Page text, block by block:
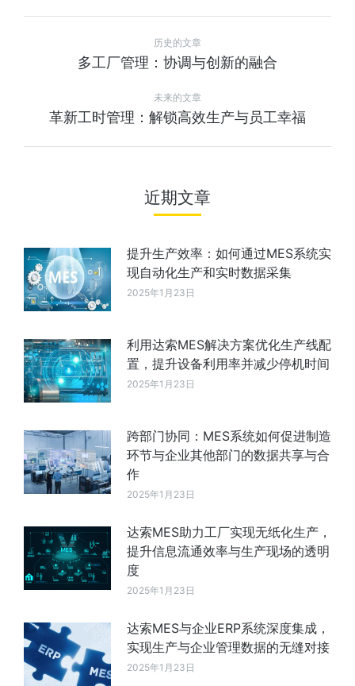
历史的文章
多工厂管理：协调与创新的融合
未来的文章
革新工时管理：解锁高效生产与员工幸福
近期文章
提升生产效率：如何通过MES系统实
现自动化生产和实时数据采集
2025年1月23日
利用达索MES解决方案优化生产线配
置，提升设备利用率并减少停机时间
2025年1月23日
跨部门协同：MES系统如何促进制造
环节与企业其他部门的数据共享与合
作
2025年1月23日
达索MES助力工厂实现无纸化生产，
提升信息流通效率与生产现场的透明
度
2025年1月23日
达索MES与企业ERP系统深度集成，
实现生产与企业管理数据的无缝对接
2025年1月23日